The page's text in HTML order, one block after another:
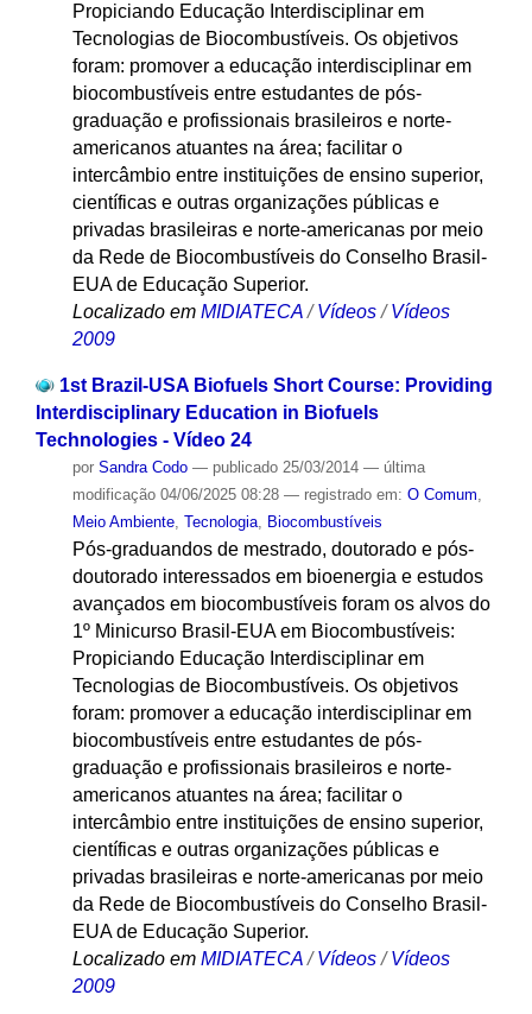
Propiciando Educação Interdisciplinar em
Tecnologias de Biocombustíveis. Os objetivos
foram: promover a educação interdisciplinar em
biocombustíveis entre estudantes de pós-
graduação e profissionais brasileiros e norte-
americanos atuantes na área; facilitar o
intercâmbio entre instituições de ensino superior,
científicas e outras organizações públicas e
privadas brasileiras e norte-americanas por meio
da Rede de Biocombustíveis do Conselho Brasil-
EUA de Educação Superior.
Localizado em MIDIATECA /Vídeos /Vídeos
2009
1st Brazil-USA Biofuels Short Course: Providing
Interdisciplinary Education in Biofuels
Technologies - Vídeo 24
por Sandra Codo — publicado25/03/2014 — última
modificação04/06/2025 08:28 — registrado em: O Comum,
Meio Ambiente, Tecnologia, Biocombustíveis
Pós-graduandos de mestrado, doutorado e pós-
doutorado interessados em bioenergia e estudos
avançados em biocombustíveis foram os alvos do
1º Minicurso Brasil-EUA em Biocombustíveis:
Propiciando Educação Interdisciplinar em
Tecnologias de Biocombustíveis. Os objetivos
foram: promover a educação interdisciplinar em
biocombustíveis entre estudantes de pós-
graduação e profissionais brasileiros e norte-
americanos atuantes na área; facilitar o
intercâmbio entre instituições de ensino superior,
científicas e outras organizações públicas e
privadas brasileiras e norte-americanas por meio
da Rede de Biocombustíveis do Conselho Brasil-
EUA de Educação Superior.
Localizado em MIDIATECA /Vídeos /Vídeos
2009